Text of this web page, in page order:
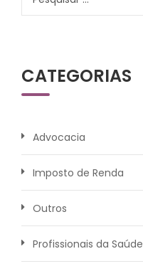
CATEGORIAS
Advocacia
Imposto de Renda
Outros
Profissionais da Saúde